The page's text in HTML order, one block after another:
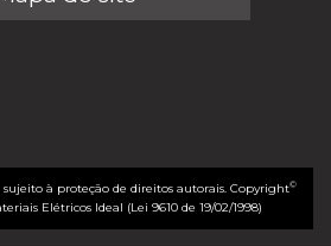
à proteção de direitos autorais. Copyright©
Elétricos Ideal (Lei 9610 de 19/02/1998)